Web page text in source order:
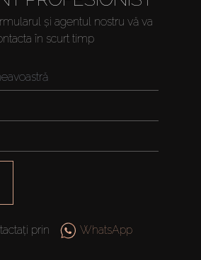
și agentul nostru vă va
în scurt timp
prin WhatsApp